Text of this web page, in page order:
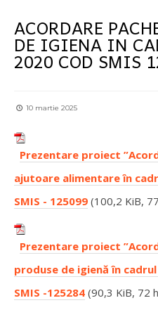
ACORDARE
DE IGIENA IN
2020 COD SMIS
10 martie 2025
Prezentare proiect
ajutoare alimentare în
SMIS - 125099 (100,2 KiB,
Prezentare proiect
produse de igienă în cadrul
SMIS -125284 (90,3 KiB, 72